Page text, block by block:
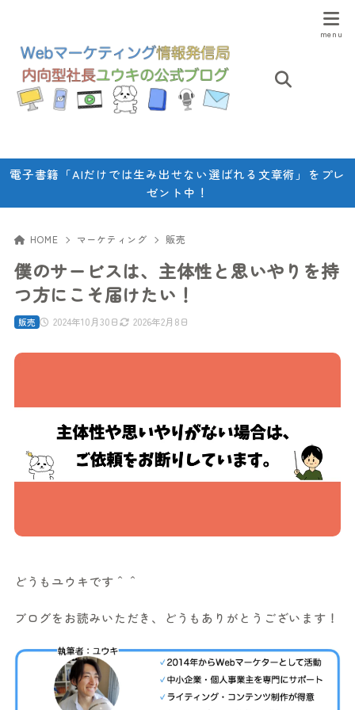
電子書籍「AIだけでは生み出せない選ばれる文章術」をプレ
ゼント中！
HOME マーケティング 販売
僕のサービスは、主体性と思いやりを持
つ方にこそ届けたい！
2024年10月30日 2026年2月8日
販売
どうもユウキです＾＾
ブログをお読みいただき、どうもありがとうございます！